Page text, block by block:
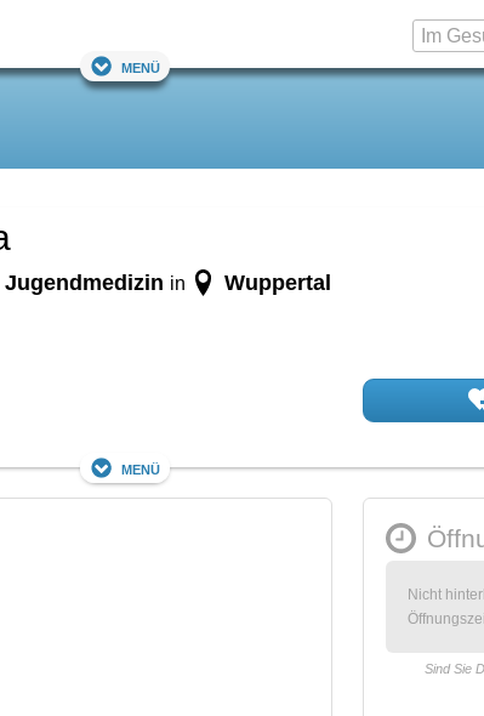
Menü
in Wuppertal
Menü
Nicht
Sind Sie